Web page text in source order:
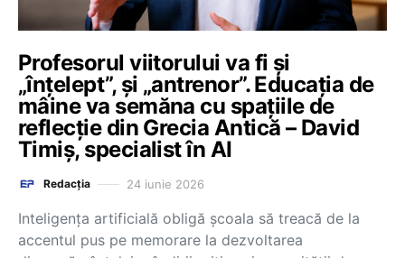
Profesorul viitorului va fi și
„înțelept”, și „antrenor”. Educația de
mâine va semăna cu spațiile de
reflecție din Grecia Antică – David
Timiș, specialist în AI
Redacția 24 iunie 2026
Inteligența artificială obligă școala să treacă de la
accentul pus pe memorare la dezvoltarea